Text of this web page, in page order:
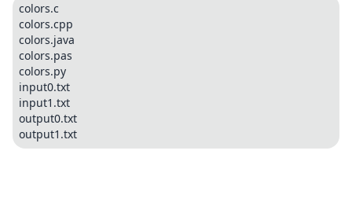
colors.c
colors.cpp
colors.java
colors.pas
colors.py
input0.txt
input1.txt
output0.txt
output1.txt